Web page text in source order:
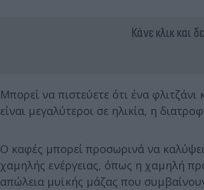
Κάνε κλικ και
Μπορεί να πιστεύετε ότι ένα
είναι μεγαλύτεροι σε ηλικία, η
Ο καφές μπορεί προσωρινά να
χαμηλής ενέργειας, όπως η χαμηλή
απώλεια μυϊκής μάζας που